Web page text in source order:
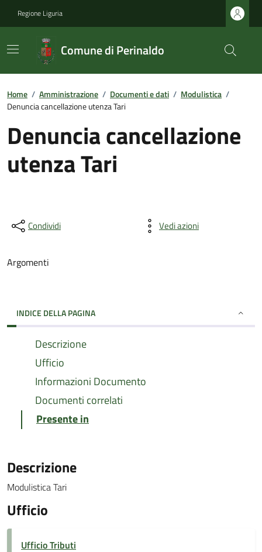
Regione Liguria
Comune di Perinaldo
Home / Amministrazione / Documenti e dati / Modulistica /
Denuncia cancellazione utenza Tari
Denuncia cancellazione
utenza Tari
Condividi Vedi azioni
Argomenti
INDICE DELLA PAGINA
Descrizione
Ufficio
Informazioni Documento
Documenti correlati
Presente in
Descrizione
Modulistica Tari
Ufficio
Ufficio Tributi